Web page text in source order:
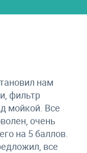
нам
фильтр
мойкой. Все
очень
на 5 баллов.
все